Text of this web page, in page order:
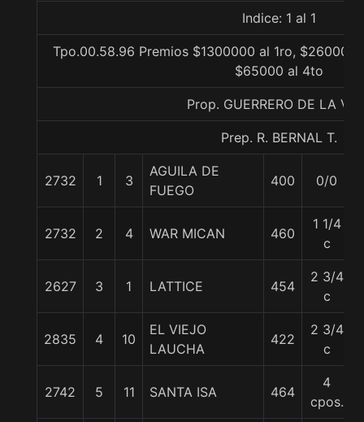
Indice: 1 al 1
Tpo.00.58.96 Premios $1300000 al 1ro, $260000
$65000 al 4to
Prop. GUERRERO DE LA
Prep. R. BERNAL T.
2732 1 3
AGUILA DE
FUEGO
400 0/0
2732 2 4 WAR MICAN 460
1 1/4
c
2627 3 1 LATTICE 454
2 3/4
c
2835 4 10
EL VIEJO
LAUCHA
422
2 3/4
c
2742 5 11 SANTA ISA 464
4
cpos.